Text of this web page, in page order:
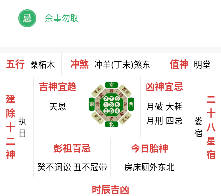
余事勿取
五行 桑柘木 冲煞 冲羊(丁未)煞东 值神 明堂
建
除
十
二
神
执
日
吉神宜趋
天恩
凶神宜忌
月破 大耗
月刑 四忌
彭祖百忌
癸不词讼 丑不冠带
今日胎神
房床厕外东北
娄
宿
二
十
八
星
宿
时辰吉凶